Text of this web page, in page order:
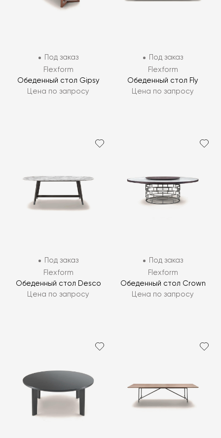
Под заказ
Flexform
Обеденный стол Gipsy
Цена по запросу
Под заказ
Flexform
Обеденный стол Fly
Цена по запросу
Под заказ
Flexform
Обеденный стол Desco
Цена по запросу
Под заказ
Flexform
Обеденный стол Crown
Цена по запросу